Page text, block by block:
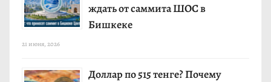
ждать от саммита ШОС в
Бишкеке
21 июня, 2026
Доллар по 515 тенге? Почему